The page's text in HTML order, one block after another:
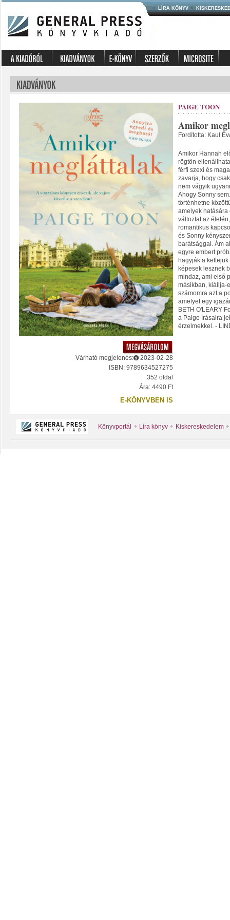
LÍRA KÖNYV
Várható megjelenés:
2023-02-28
ISBN: 9789634527275
352 oldal
Ára: 4490 Ft
E-KÖNYVBEN IS
PAIGE TOON
Amikor
Fordította: Kaul
Amikor Hannah
rögtön
férfi szexi és
zavarja, hogy
nem vágyik
Ahogy Sonny
történhetne
amelyek
változtat az
romantikus
és Sonny
barátsággal. Ám
egyre embert
hagyják a
képesek lesznek
mindaz, ami első
másikban, kiállja-
számomra azt a
amelyet egy
BETH O'LEARY
a Paige írásaira
érzelmekkel. -
Könyvportál Líra könyv Kiskereskedelem